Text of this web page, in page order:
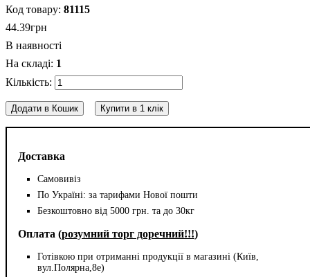
Доставка
Самовивіз
По Україні: за тарифами Нової пошти
Безкоштовно від 5000 грн. та до 30кг
Оплата (розумний торг доречний!!!)
Готівкою при отриманні продукції в магазині (Київ,
вул.Полярна,8е)
81115
44.39грн
В наявності
1
Додати в Кошик Купити в 1 клік